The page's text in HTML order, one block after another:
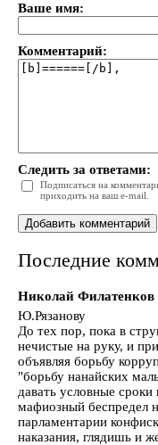
Ваше имя:
Комментарий:
Следить за ответами:
Подписаться на
приходить на ваш e-mail.
Последние
Николай Филатенков
Ю.Рязанову
До тех пор, пока в
нечистые на руку, и
объявляя борьбу
"борьбу нанайских
давать условные
мафиозный беспредел
парламентарии
наказания, глядишь и